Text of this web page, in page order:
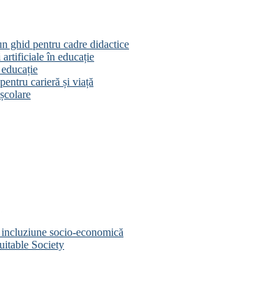
ghid pentru cadre didactice
în educație
carieră și viață
socio-economică
Society